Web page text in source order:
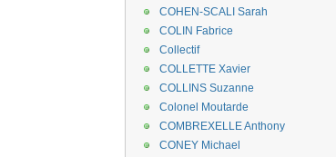
COHEN-SCALI Sarah
COLIN Fabrice
Collectif
COLLETTE Xavier
COLLINS Suzanne
Colonel Moutarde
COMBREXELLE Anthony
CONEY Michael